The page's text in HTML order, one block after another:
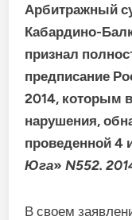
Арбитражный
Кабарди­но-
признал
предписа­ние
2014, которым
наруше­ния,
проведенной 4
Юга»N552.
В своем